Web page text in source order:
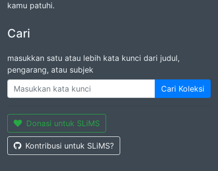
kamu patuhi.
Cari
masukkan satu atau lebih kata kunci dari judul,
pengarang, atau subjek
Cari Koleksi
Donasi untuk SLiMS
Kontribusi untuk SLiMS?